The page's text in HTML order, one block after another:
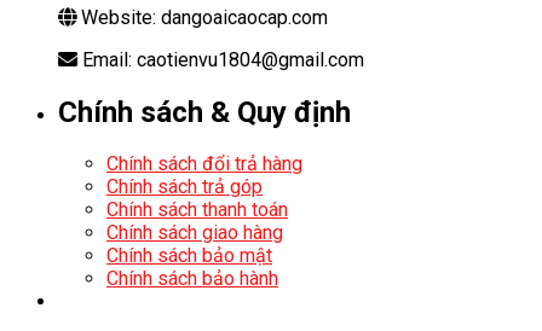
Website: dangoaicaocap.com
Email: caotienvu1804@gmail.com
Chính sách & Quy định
Chính sách đổi trả hàng
Chính sách trả góp
Chính sách thanh toán
Chính sách giao hàng
Chính sách bảo mật
Chính sách bảo hành